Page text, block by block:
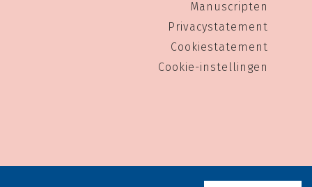
Manuscripten
Privacystatement
Cookiestatement
Cookie-instellingen